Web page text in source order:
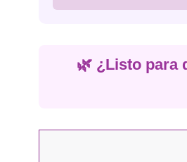
🌿 ¿Listo para